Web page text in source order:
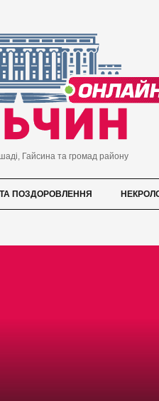
Гайсина та громад району
ПОЗДОРОВЛЕННЯ